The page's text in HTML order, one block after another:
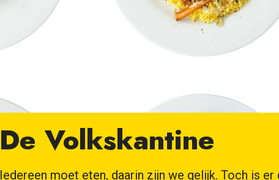
De Volkskantine
Iedereen moet eten, daarin zijn we gelijk. Toch is